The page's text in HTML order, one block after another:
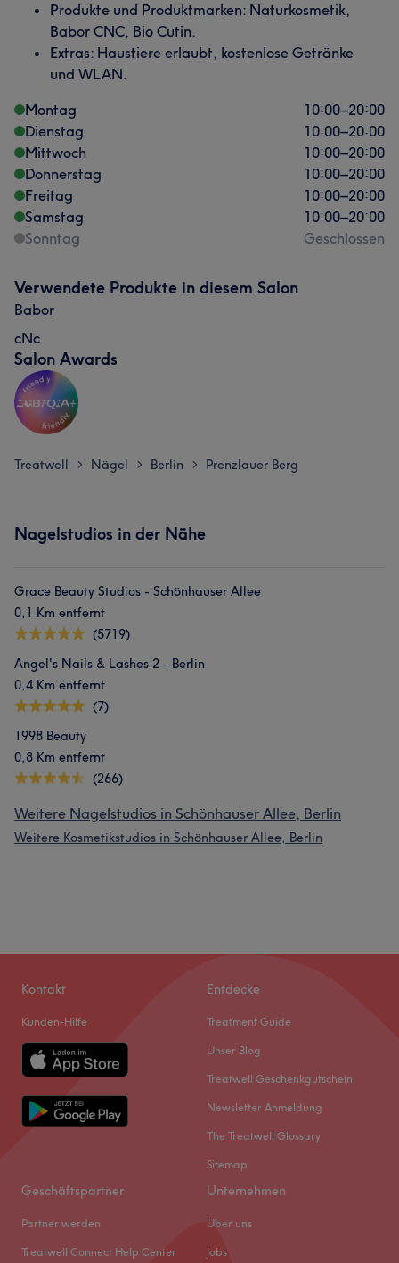
Produkte und Produktmarken: Naturkosmetik,
Babor CNC, Bio Cutin.
Extras: Haustiere erlaubt, kostenlose Getränke
und WLAN.
Montag
10:00–20:00
Dienstag
10:00–20:00
Mittwoch
10:00–20:00
Donnerstag
10:00–20:00
Freitag
10:00–20:00
Samstag
10:00–20:00
Sonntag
Geschlossen
Verwendete Produkte in diesem Salon
Babor
cNc
Salon Awards
Treatwell > Nägel > Berlin > Prenzlauer Berg
Nagelstudios in der Nähe
Grace Beauty Studios - Schönhauser Allee
0,1 Km entfernt
(5719)
Angel's Nails & Lashes 2 - Berlin
0,4 Km entfernt
(7)
1998 Beauty
0,8 Km entfernt
(266)
Weitere Nagelstudios in Schönhauser Allee, Berlin
Weitere Kosmetikstudios in Schönhauser Allee, Berlin
Kontakt
Kunden-Hilfe
Entdecke
Treatment Guide
Unser Blog
Treatwell Geschenkgutschein
Newsletter Anmeldung
The Treatwell Glossary
Sitemap
Geschäftspartner
Partner werden
Treatwell Connect Help Center
Unternehmen
Über uns
Jobs